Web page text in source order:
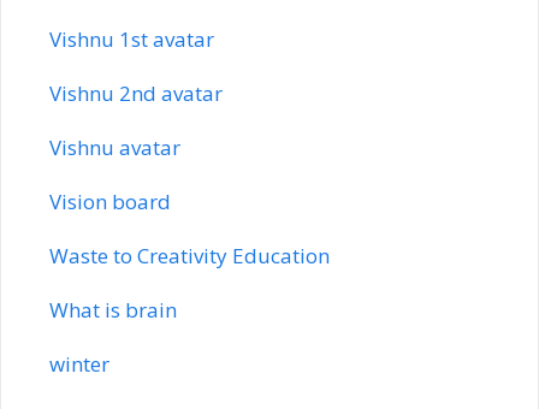
Vishnu 1st avatar
Vishnu 2nd avatar
Vishnu avatar
Vision board
Waste to Creativity Education
What is brain
winter